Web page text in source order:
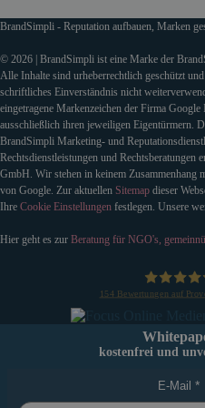
BrandSimpli - Reputation aufbauen, Marken
© 2026 | BrandSimpli ist eine Marke der
Alle Inhalte sind urheberrechtlich geschützt
schriftliches Einverständnis nicht
eingetragene Markenzeichen der Firma
ausschließlich ihren jeweiligen Eigentürmern.
BrandSimpli Marketing- und
Rechtsdienstleistungen und
GmbH. Wir stehen in keinem Zusammenhang
von Google. Zur aktuellen Sitemap dieser
Ihre Cookie Einstellungen festlegen. Unsere
Hier geht es zur Beratung für NGO's,
154 Bewertungen auf
kostenfrei und
E-Mail